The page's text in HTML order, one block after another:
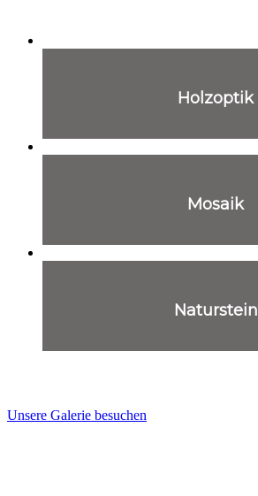
Holzoptik
Mosaik
Naturstein
Unsere Galerie besuchen